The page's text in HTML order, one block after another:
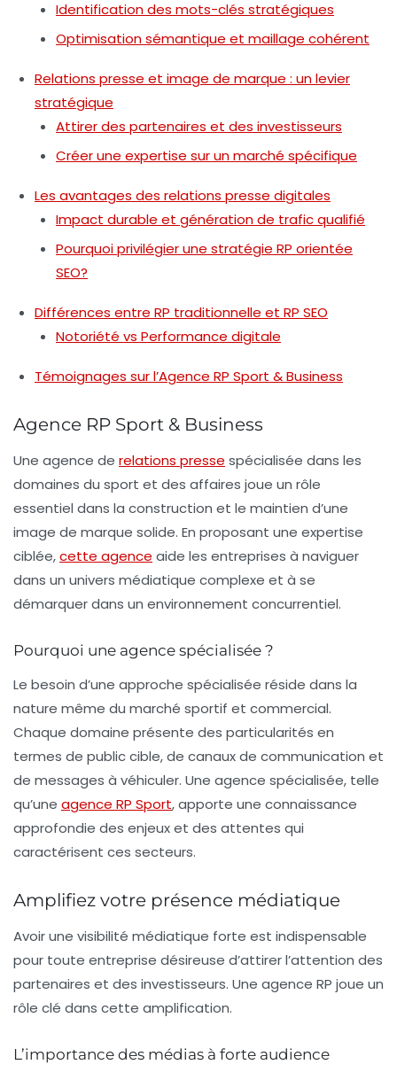
Identification des mots-clés stratégiques
Optimisation sémantique et maillage cohérent
Relations presse et image de marque : un levier
stratégique
Attirer des partenaires et des investisseurs
Créer une expertise sur un marché spécifique
Les avantages des relations presse digitales
Impact durable et génération de trafic qualifié
Pourquoi privilégier une stratégie RP orientée
SEO?
Différences entre RP traditionnelle et RP SEO
Notoriété vs Performance digitale
Témoignages sur l’Agence RP Sport & Business
Agence RP Sport & Business
Une agence de relations presse spécialisée dans les
domaines du sport et des affaires joue un rôle
essentiel dans la construction et le maintien d’une
image de marque solide. En proposant une expertise
ciblée,cette agence aide les entreprises à naviguer
dans un univers médiatique complexe et à se
démarquer dans un environnement concurrentiel.
Pourquoi une agence spécialisée ?
Le besoin d’une approche spécialisée réside dans la
nature même du marché sportif et commercial.
Chaque domaine présente des particularités en
termes de public cible, de canaux de communication et
de messages à véhiculer. Une agence spécialisée, telle
qu’une agence RP Sport, apporte une connaissance
approfondie des enjeux et des attentes qui
caractérisent ces secteurs.
Amplifiez votre présence médiatique
Avoir une visibilité médiatique forte est indispensable
pour toute entreprise désireuse d’attirer l’attention des
partenaires et des investisseurs. Une agence RP joue un
rôle clé dans cette amplification.
L’importance des médias à forte audience